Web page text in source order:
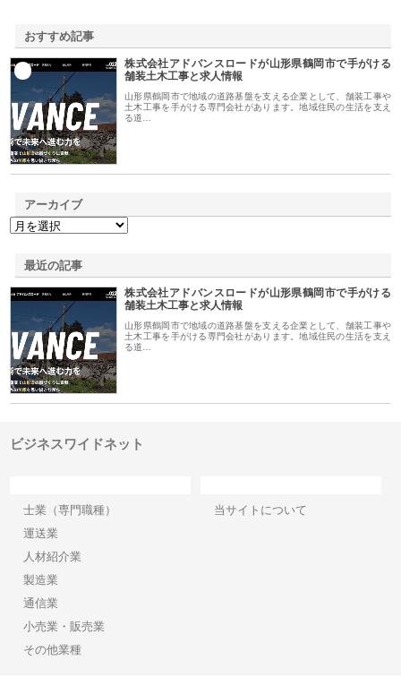
おすすめ記事
株式会社アドバンスロードが山形県鶴岡市で手がける
舗装土木工事と求人情報
山形県鶴岡市で地域の道路基盤を支える企業として、舗装工事や
土木工事を手がける専門会社があります。地域住民の生活を支え
る道…
アーカイブ
最近の記事
株式会社アドバンスロードが山形県鶴岡市で手がける
舗装土木工事と求人情報
山形県鶴岡市で地域の道路基盤を支える企業として、舗装工事や
土木工事を手がける専門会社があります。地域住民の生活を支え
る道…
ビジネスワイドネット
士業（専門職種）
運送業
人材紹介業
製造業
通信業
小売業・販売業
その他業種
当サイトについて